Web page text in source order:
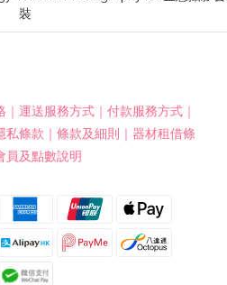
｜ 運送服務方式 ｜ 付款服務方式 ｜
私條款 ｜ 條款及細則 ｜ 器材租借條
員及點數說明